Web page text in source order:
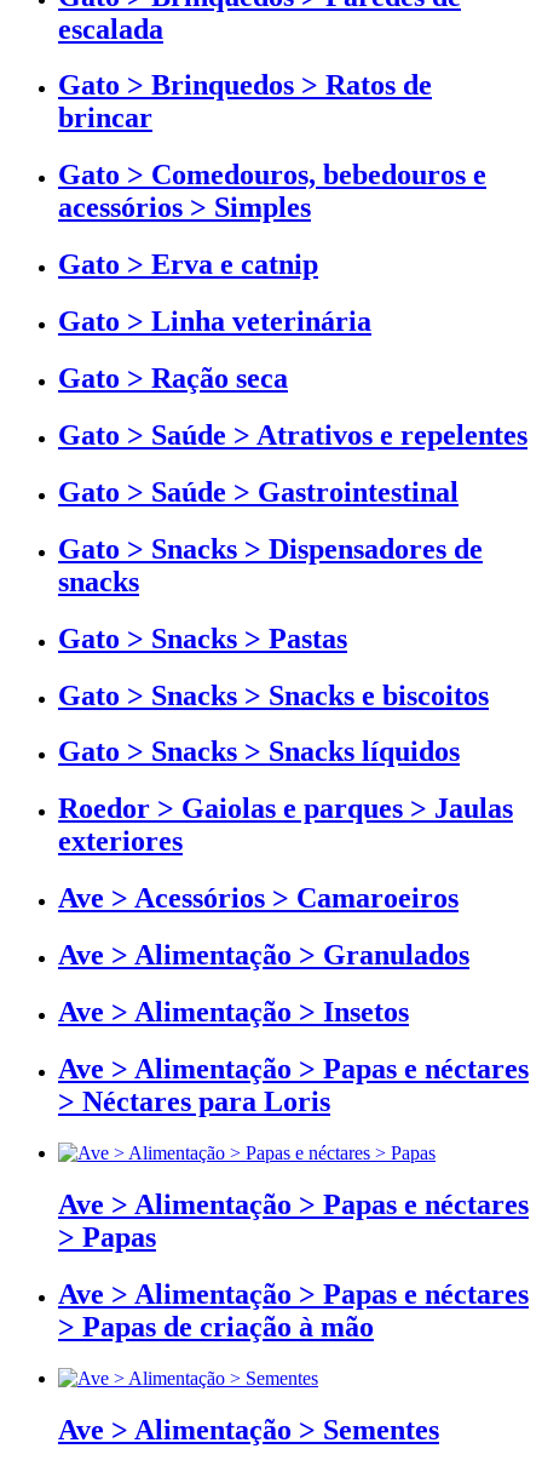
escalada
Gato > Brinquedos > Ratos de
brincar
Gato > Comedouros, bebedouros e
acessórios > Simples
Gato > Erva e catnip
Gato > Linha veterinária
Gato > Ração seca
Gato > Saúde > Atrativos e repelentes
Gato > Saúde > Gastrointestinal
Gato > Snacks > Dispensadores de
snacks
Gato > Snacks > Pastas
Gato > Snacks > Snacks e biscoitos
Gato > Snacks > Snacks líquidos
Roedor > Gaiolas e parques > Jaulas
exteriores
Ave > Acessórios > Camaroeiros
Ave > Alimentação > Granulados
Ave > Alimentação > Insetos
Ave > Alimentação > Papas e néctares
> Néctares para Loris
Ave > Alimentação > Papas e néctares
> Papas
Ave > Alimentação > Papas e néctares
> Papas de criação à mão
Ave > Alimentação > Sementes